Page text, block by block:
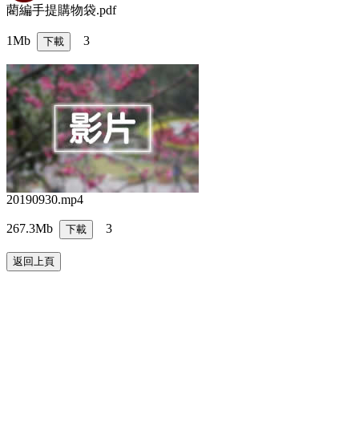
藺編手提購物袋.pdf
1Mb 下載 3
20190930.mp4
267.3Mb 下載 3
返回上頁